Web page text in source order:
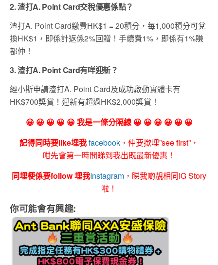
2. 渣打A. Point Card交稅優惠係點？
渣打A. Point Card繳費HK$1 = 20積分，每1,000積分可兌
換HK$1，即係計返係2%回贈！手續費1%，即係有1%賺
都仲！
3. 渣打A. Point Card有咩迎新？
經小斯申請渣打A. Point Card及成功啟動實體卡有
HK$700獎賞！迎新有超過HK$2,000獎賞！
😀 😀 😀 😀 😀 我是一條分隔線 😀 😀 😀 😀 😀 😀
記得同時要like埋我facebook ，仲要撳埋”see first”，
咁先會第一時間睇到我出既最新優惠！
同埋梗係要follow 埋我Instagram ，睇我啲靚相同IG Story
啦！
你可能會有興趣: